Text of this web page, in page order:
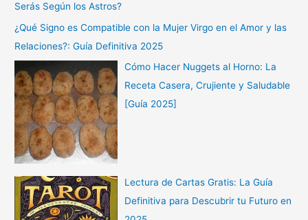
Serás Según los Astros?
¿Qué Signo es Compatible con la Mujer Virgo en el Amor y las
Relaciones?: Guía Definitiva 2025
Cómo Hacer Nuggets al Horno: La
Receta Casera, Crujiente y Saludable
[Guía 2025]
Lectura de Cartas Gratis: La Guía
Definitiva para Descubrir tu Futuro en